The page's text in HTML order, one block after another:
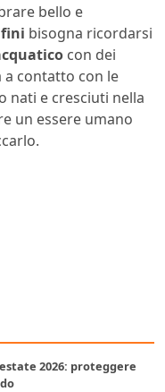
bello e
bisogna ricordarsi
con dei
a contatto con le
nati e cresciuti nella
un essere umano
2026: proteggere